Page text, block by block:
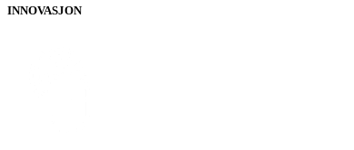
INNOVASJON